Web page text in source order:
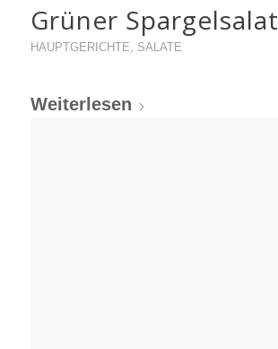
Grüner Spargelsalat
HAUPTGERICHTE, SALATE
Weiterlesen